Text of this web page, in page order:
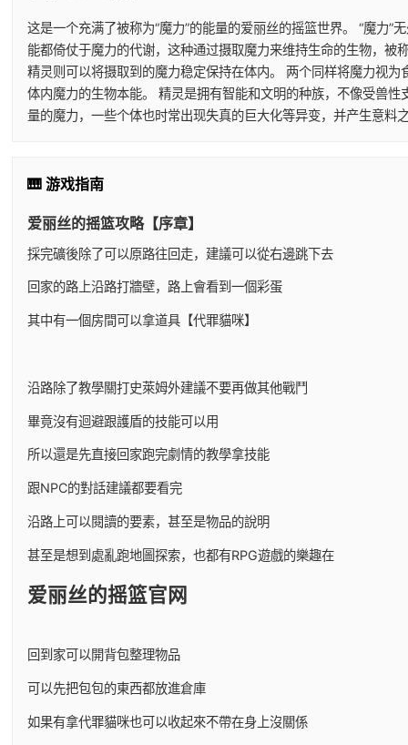
这是一个充满了被称为“魔力”的能量的爱丽丝的摇篮世界。 “魔力
能都倚仗于魔力的代谢，这种通过摄取魔力来维持生命的生物，被
精灵则可以将摄取到的魔力稳定保持在体内。 两个同样将魔力视
体内魔力的生物本能。 精灵是拥有智能和文明的种族，不像受兽
量的魔力，一些个体也时常出现失真的巨大化等异变，并产生意
🎹 游戏指南
爱丽丝的摇篮攻略【序章】
採完礦後除了可以原路往回走，建議可以從右邊跳下去
回家的路上沿路打牆壁，路上會看到一個彩蛋
其中有一個房間可以拿道具【代罪貓咪】
沿路除了教學關打史萊姆外建議不要再做其他戰鬥
畢竟沒有迴避跟護盾的技能可以用
所以還是先直接回家跑完劇情的教學拿技能
跟NPC的對話建議都要看完
沿路上可以閱讀的要素，甚至是物品的說明
甚至是想到處亂跑地圖探索，也都有RPG遊戲的樂趣在
爱丽丝的摇篮官网
回到家可以開背包整理物品
可以先把包包的東西都放進倉庫
如果有拿代罪貓咪也可以收起來不帶在身上沒關係